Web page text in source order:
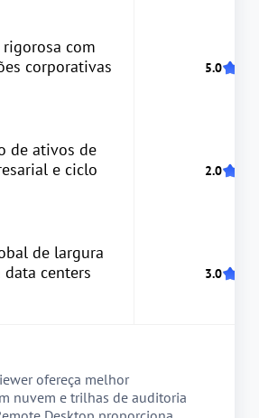
com
corporativas
de ativos de
e ciclo
de largura
centers
ofereça melhor
nuvem e trilhas de auditoria